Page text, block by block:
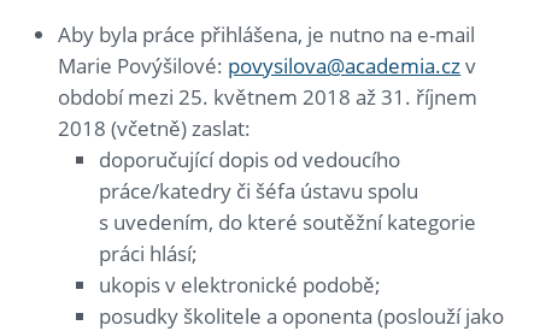
Aby byla práce přihlášena, je nutno na e-mail
Marie Povýšilové: povysilova@academia.czv
období mezi 25. květnem 2018 až 31. říjnem
2018 (včetně) zaslat:
doporučující dopis od vedoucího
práce/katedry či šéfa ústavu spolu
s uvedením, do které soutěžní kategorie
práci hlásí;
ukopis v elektronické podobě;
posudky školitele a oponenta (poslouží jako